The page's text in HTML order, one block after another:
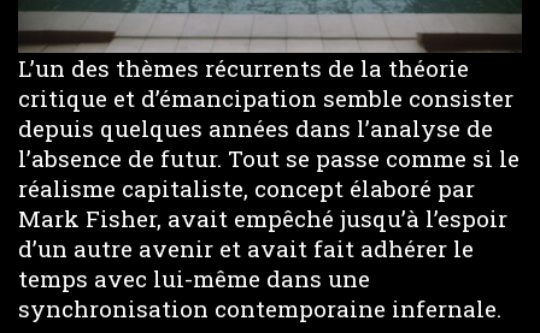
L’un des thèmes récurrents de la théorie
critique et d’émancipation semble consister
depuis quelques années dans l’analyse de
l’absence de futur. Tout se passe comme si le
réalisme capitaliste, concept élaboré par
Mark Fisher, avait empêché jusqu’à l’espoir
d’un autre avenir et avait fait adhérer le
temps avec lui-même dans une
synchronisation contemporaine infernale.